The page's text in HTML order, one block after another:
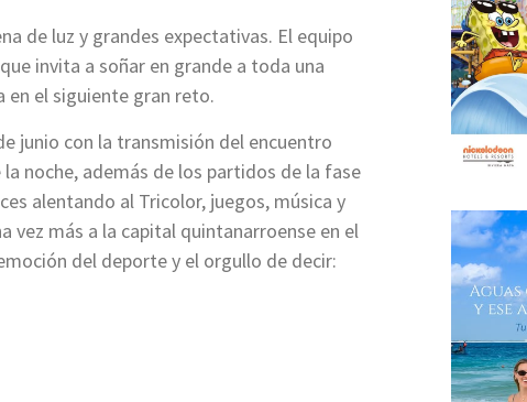
de luz y grandes expectativas. El equipo
invita a soñar en grande a toda una
en el siguiente gran reto.
junio con la transmisión del encuentro
noche, además de los partidos de la fase
alentando al Tricolor, juegos, música y
más a la capital quintanarroense en el
del deporte y el orgullo de decir: